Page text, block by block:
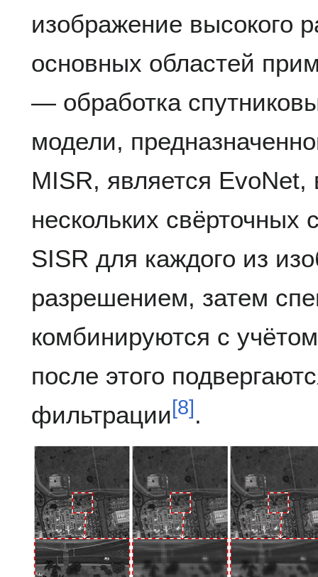
изображение высокого
основных областей
— обработка
модели,
MISR, является
нескольких
SISR для каждого из
разрешением, затем
комбинируются с
после этого
фильтрации[8] .